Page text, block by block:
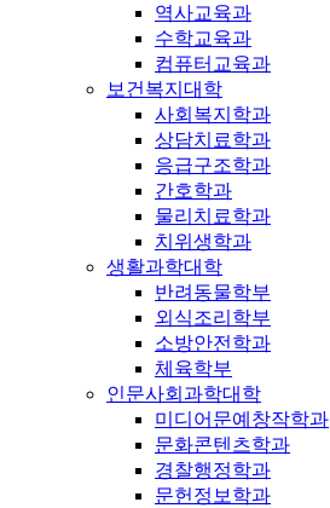
역사교육과
수학교육과
컴퓨터교육과
보건복지대학
사회복지학과
상담치료학과
응급구조학과
간호학과
물리치료학과
치위생학과
생활과학대학
반려동물학부
외식조리학부
소방안전학과
체육학부
인문사회과학대학
미디어문예창작학과
문화콘텐츠학과
경찰행정학과
문헌정보학과